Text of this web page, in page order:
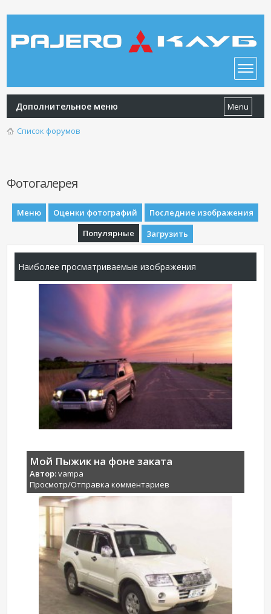
Дополнительное меню Menu
Список форумов
Фотогалерея
Меню Оценки фотографий
Последние изображения
Популярные
Загрузить
Наиболее просматриваемые изображения
Мой Пыжик на фоне заката
Автор:vampa
Просмотр/Отправка комментариев